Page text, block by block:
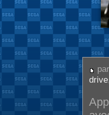
par
drive,